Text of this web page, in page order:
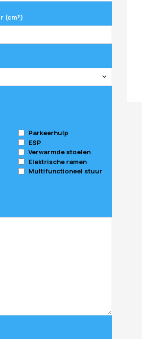
(cm³)
Parkeerhulp
ESP
Verwarmde stoelen
Elektrische ramen
Multifunctioneel stuur